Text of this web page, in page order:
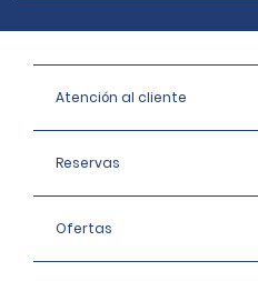
Atención al cliente
Reservas
Ofertas